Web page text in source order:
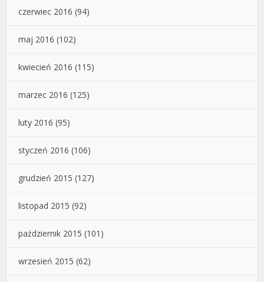
czerwiec 2016 (94)
maj 2016 (102)
kwiecień 2016 (115)
marzec 2016 (125)
luty 2016 (95)
styczeń 2016 (106)
grudzień 2015 (127)
listopad 2015 (92)
październik 2015 (101)
wrzesień 2015 (62)